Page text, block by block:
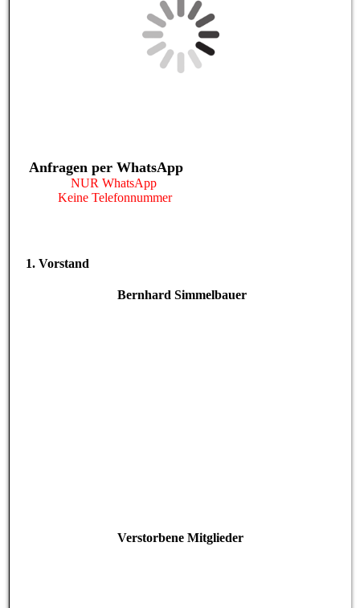
Anfragen per WhatsApp
NUR WhatsApp
Keine Telefonnummer
1. Vorstand
Bernhard Simmelbauer
Verstorbene Mitglieder